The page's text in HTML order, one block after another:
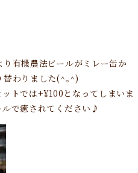
有機農法ビールがミレー缶か
替わりました(^｡^)
トでは+¥100となってしまいま
ルで癒されてください♪